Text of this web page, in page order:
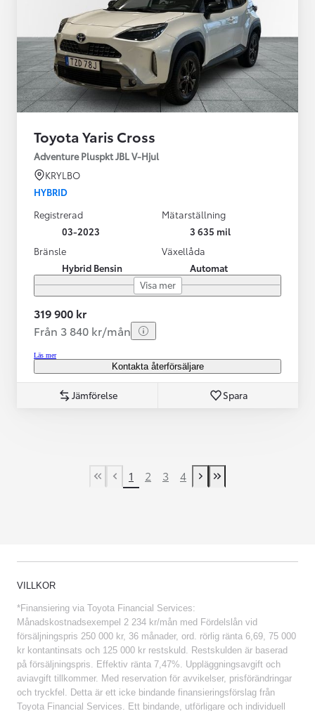
Toyota Yaris Cross
Adventure Pluspkt JBL V-Hjul
KRYLBO
HYBRID
Registrerad
03-2023
Mätarställning
3 635 mil
Bränsle
Hybrid Bensin
Växellåda
Automat
Visa mer
319 900 kr
Från 3 840 kr/mån
Läs mer
Kontakta återförsäljare
Jämförelse Spara
First Page
Previous page
1 2 3 4
Next page
Last Page
VILLKOR
*Finansiering via Toyota Financial Services:
Månadskostnadsexempel 2 234 kr/mån med Fördelslån vid
försäljningspris 250 000 kr, 36 månader, ord. rörlig ränta 6,69, 75 000
kr kontantinsats och 125 000 kr restskuld. Restskulden är baserad
på försäljningspris. Effektiv ränta 7,47%. Uppläggningsavgift och
aviavgift tillkommer. Med reservation för avvikelser, prisförändringar
och tryckfel. Detta är ett icke bindande finansieringsförslag från
Toyota Financial Services. Ett bindande, utförligare och individuell